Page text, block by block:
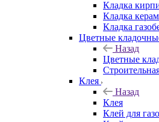
Кладка
Кладка
Кладка
Цветные
Назад
Цветные
Клея
Назад
Клея
Клей для